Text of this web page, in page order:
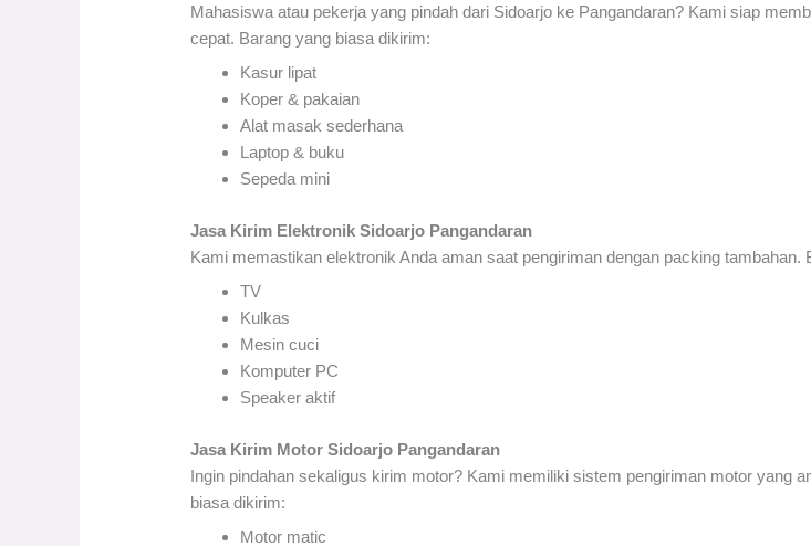
Mahasiswa atau pekerja yang pindah dari Sidoarjo ke Pangandaran? Kami siap
cepat. Barang yang biasa dikirim:
Kasur lipat
Koper & pakaian
Alat masak sederhana
Laptop & buku
Sepeda mini
Jasa Kirim Elektronik Sidoarjo Pangandaran
Kami memastikan elektronik Anda aman saat pengiriman dengan packing tambahan.
TV
Kulkas
Mesin cuci
Komputer PC
Speaker aktif
Jasa Kirim Motor Sidoarjo Pangandaran
Ingin pindahan sekaligus kirim motor? Kami memiliki sistem pengiriman motor yang
biasa dikirim:
Motor matic